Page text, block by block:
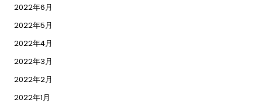
2022年6月
2022年5月
2022年4月
2022年3月
2022年2月
2022年1月